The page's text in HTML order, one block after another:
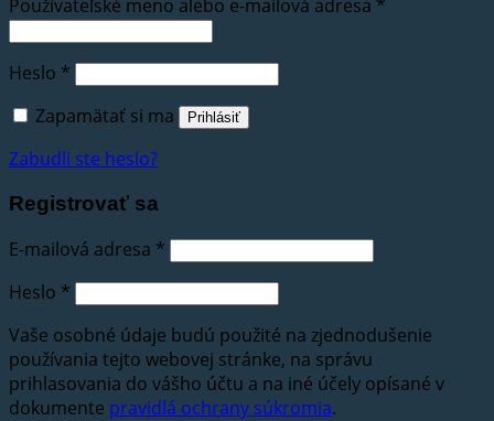
Používateľské meno alebo e-mailová adresa *
Heslo *
Zapamätať si ma
Prihlásiť
Zabudli ste heslo?
Registrovať sa
E-mailová adresa *
Heslo *
Vaše osobné údaje budú použité na zjednodušenie
používania tejto webovej stránke, na správu
prihlasovania do vášho účtu a na iné účely opísané v
dokumente pravidlá ochrany súkromia.